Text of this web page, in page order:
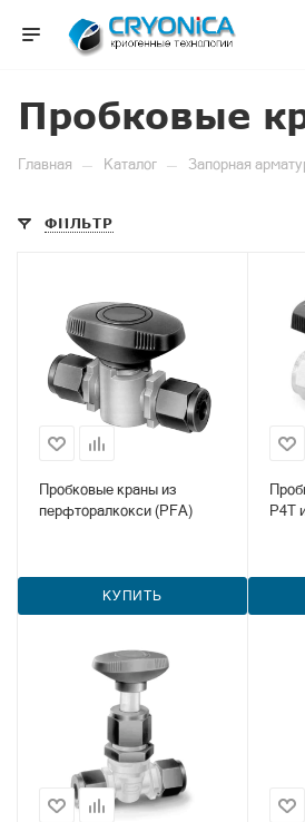
Пробковые
Главная — Каталог — Запорная
ФИЛЬТР
Пробковые краны из
перфторалкокси (PFA)
КУПИТЬ
Р4Т